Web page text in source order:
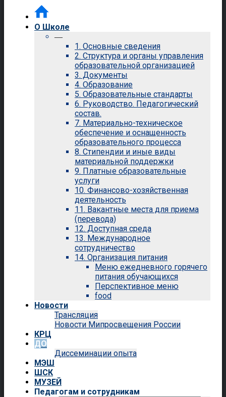
О Школе
—
1. Основные сведения
2. Структура и органы управления
образовательной организацией
3. Документы
4. Образование
5. Образовательные стандарты
6. Руководство. Педагогический
состав.
7. Материально-техническое
обеспечение и оснащенность
образовательного процесса
8. Стипендии и иные виды
материальной поддержки
9. Платные образовательные
услуги
10. Финансово-хозяйственная
деятельность
11. Вакантные места для приема
(перевода)
12. Доступная среда
13. Международное
сотрудничество
14. Организация питания
Меню ежедневного горячего
питания обучающихся
Перспективное меню
food
Новости
Трансляция
Новости Мипросвещения России
КРЦ
ДО
Диссеминации опыта
МЭШ
ШСК
МУЗЕЙ
Педагогам и сотрудникам